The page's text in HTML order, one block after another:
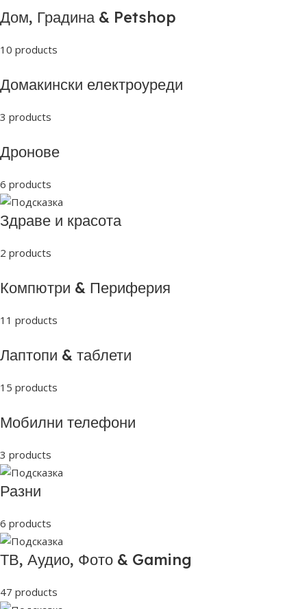
Дом, Градина & Petshop
10 products
Домакински електроуреди
3 products
Дронове
6 products
Здраве и красота
2 products
Компютри & Периферия
11 products
Лаптопи & таблети
15 products
Мобилни телефони
3 products
Разни
6 products
ТВ, Аудио, Фото & Gaming
47 products